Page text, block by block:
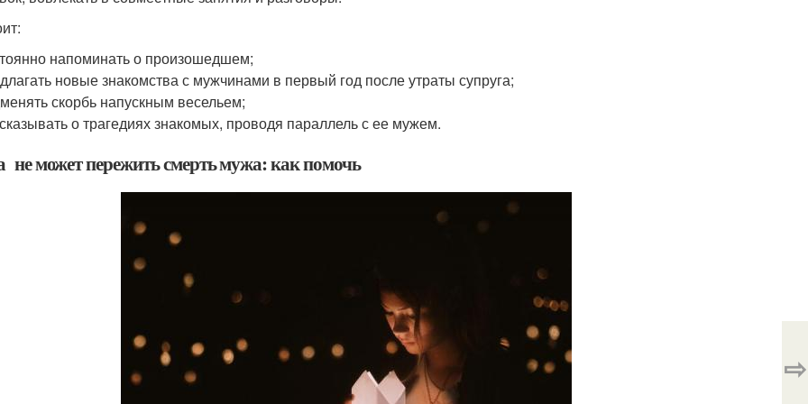
напоминать о произошедшем;
новые знакомства с мужчинами в первый год после утраты супруга;
скорбь напускным весельем;
о трагедиях знакомых, проводя параллель с ее мужем.
может пережить смерть мужа: как помочь
⇨